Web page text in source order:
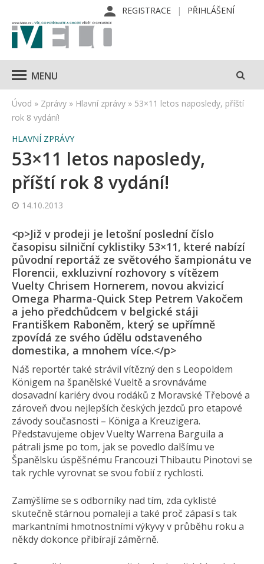
REGISTRACE PŘIHLÁŠENÍ
MENU
Úvod » Zprávy » Hlavní zprávy » 53×11 letos naposledy, příští
rok 8 vydání!
HLAVNÍ ZPRÁVY
53×11 letos naposledy,
příští rok 8 vydání!
14.10.2013
<p>Již v prodeji je letošní poslední číslo
časopisu silniční cyklistiky 53×11, které nabízí
původní reportáž ze světového šampionátu ve
Florencii, exkluzivní rozhovory s vítězem
Vuelty Chrisem Hornerem, novou akvizicí
Omega Pharma-Quick Step Petrem Vakočem
a jeho předchůdcem v belgické stáji
Františkem Raboněm, který se upřímně
zpovídá ze svého údělu odstaveného
domestika, a mnohem více.</p>
Náš reportér také strávil vítězný den s Leopoldem
Königem na španělské Vueltě a srovnáváme
dosavadní kariéry dvou rodáků z Moravské Třebové a
zároveň dvou nejlepších českých jezdců pro etapové
závody současnosti – Königa a Kreuzigera.
Představujeme objev Vuelty Warrena Barguila a
pátrali jsme po tom, jak se povedlo dalšímu ve
Španělsku úspěšnému Francouzi Thibautu Pinotovi se
tak rychle vyrovnat se svou fobií z rychlosti.
Zamýšlíme se s odborníky nad tím, zda cyklisté
skutečně stárnou pomaleji a také proč zápasí s tak
markantními hmotnostními výkyvy v průběhu roku a
někdy dokonce přibírají záměrně.